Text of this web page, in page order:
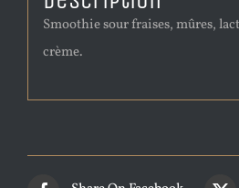
Smoothie sour fraises, mûres,
crème.